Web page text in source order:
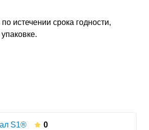
истечении срока годности,
S1® 0